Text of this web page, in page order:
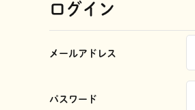
ログイン
メールアドレス
パスワード